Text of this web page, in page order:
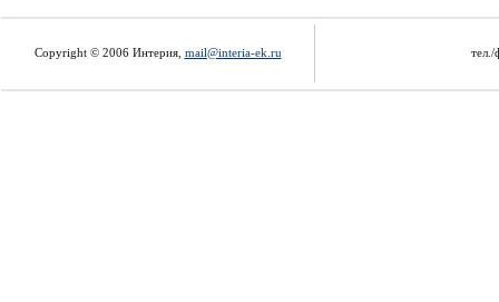
Copyright © 2006 Интерия, mail@interia-ek.ru